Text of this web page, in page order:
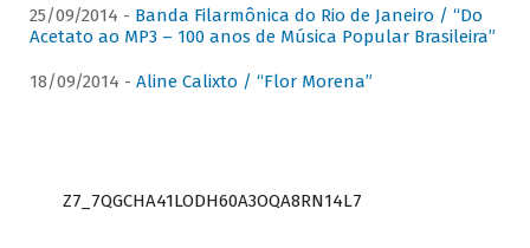
25/09/2014 - Banda Filarmônica do Rio de Janeiro / “Do
Acetato ao MP3 – 100 anos de Música Popular Brasileira”
18/09/2014 - Aline Calixto / “Flor Morena”
Z7_7QGCHA41LODH60A3OQA8RN14L7